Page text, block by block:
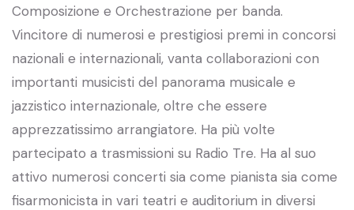
Composizione e Orchestrazione per banda.
Vincitore di numerosi e prestigiosi premi in concorsi
nazionali e internazionali, vanta collaborazioni con
importanti musicisti del panorama musicale e
jazzistico internazionale, oltre che essere
apprezzatissimo arrangiatore. Ha più volte
partecipato a trasmissioni su Radio Tre. Ha al suo
attivo numerosi concerti sia come pianista sia come
fisarmonicista in vari teatri e auditorium in diversi